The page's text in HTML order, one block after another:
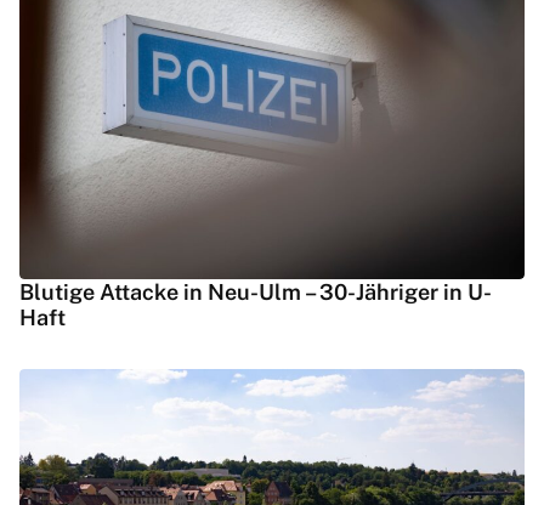
Blutige Attacke in Neu-Ulm – 30-Jähriger in U-
Haft